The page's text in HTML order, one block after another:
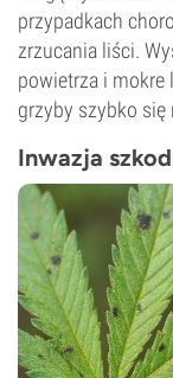
przypadkach
zrzucania liści.
powietrza i mokre
grzyby szybko się
Inwazja